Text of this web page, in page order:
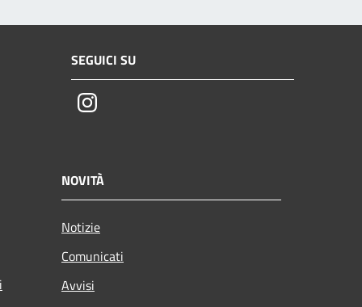
SEGUICI SU
Instagram
NOVITÀ
Notizie
Comunicati
Avvisi